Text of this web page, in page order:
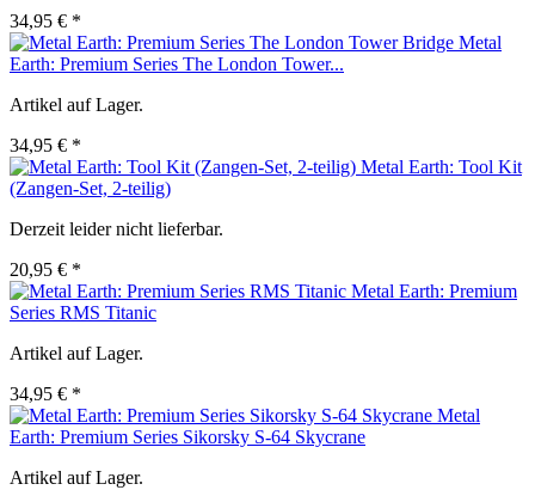
34,95 € *
Metal
Earth: Premium Series The London Tower...
Artikel auf Lager.
34,95 € *
Metal Earth: Tool Kit
(Zangen-Set, 2-teilig)
Derzeit leider nicht lieferbar.
20,95 € *
Metal Earth: Premium
Series RMS Titanic
Artikel auf Lager.
34,95 € *
Metal
Earth: Premium Series Sikorsky S-64 Skycrane
Artikel auf Lager.